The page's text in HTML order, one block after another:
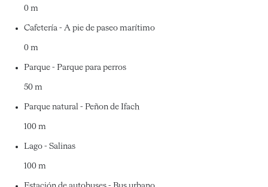
0 m
Cafetería - A pie de paseo marítimo
0 m
Parque - Parque para perros
50 m
Parque natural - Peñon de Ifach
100 m
Lago - Salinas
100 m